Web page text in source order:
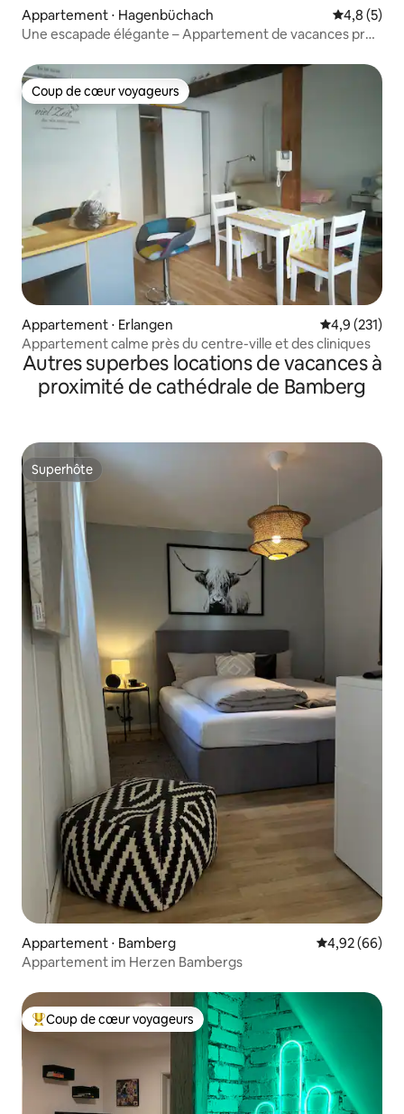
Appartement ⋅ Hagenbüchach Évaluation
4,8 (5)
Une escapade élégante – Appartement de vacances près
Coup de cœur voyageurs
Coup de cœur voyageurs
Appartement ⋅ Erlangen Évaluation
4,9 (231)
Appartement calme près du centre-ville et des cliniques
Autres superbes locations de vacances à
proximité de cathédrale de Bamberg
Superhôte
Superhôte
Appartement ⋅ Bamberg Évaluation
4,92 (66)
Appartement im Herzen Bambergs
Coups de cœur voyageurs les plus appréciés
Coup de cœur voyageurs